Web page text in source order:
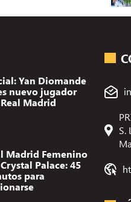
Yan Diomande
nuevo jugador
Madrid
Madrid Femenino
Palace: 45
para
S.